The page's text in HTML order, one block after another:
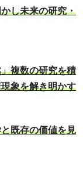
し未来の研究・
複数の研究を積
象を解き明かす
既存の価値を見